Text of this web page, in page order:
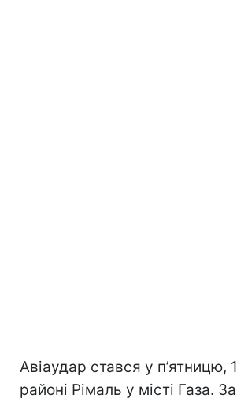
Авіаудар стався у п’ятницю,
районі Рімаль у місті Газа.